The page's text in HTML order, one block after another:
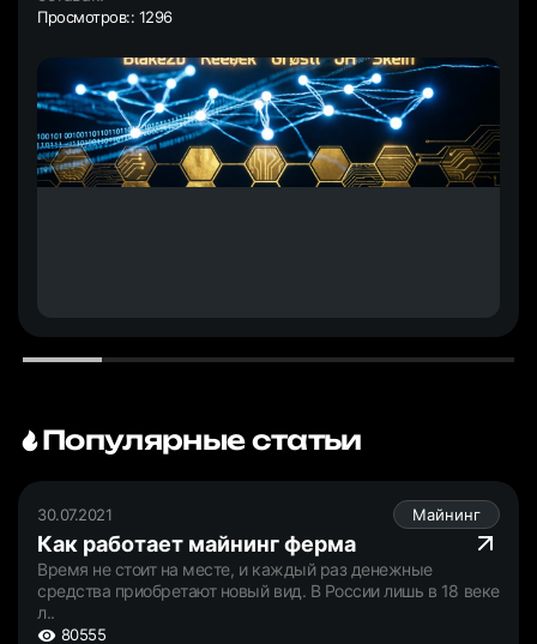
Просмотров:: 1296
Популярные статьи
30.07.2021 Майнинг
Как работает майнинг ферма
Время не стоит на месте, и каждый раз денежные
средства приобретают новый вид. В России лишь в 18 веке
л..
80555